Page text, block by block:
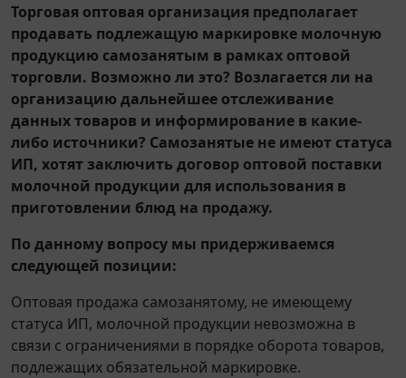
Торговая оптовая организация предполагает
продавать подлежащую маркировке молочную
продукцию самозанятым в рамках оптовой
торговли. Возможно ли это? Возлагается ли на
организацию дальнейшее отслеживание
данных товаров и информирование в какие-
либо источники? Самозанятые не имеют статуса
ИП, хотят заключить договор оптовой поставки
молочной продукции для использования в
приготовлении блюд на продажу.
По данному вопросу мы придерживаемся
следующей позиции:
Оптовая продажа самозанятому, не имеющему
статуса ИП, молочной продукции невозможна в
связи с ограничениями в порядке оборота товаров,
подлежащих обязательной маркировке.